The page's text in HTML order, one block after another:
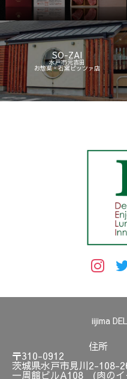
SO-ZAI
水戸市元吉田
お惣菜・石窯ピッツァ店
iijima
住所
〒310-0912
茨城県水戸市見川2-108-
一周館ビルA108 (肉のイ